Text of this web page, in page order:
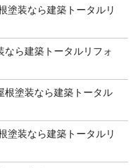
塗装なら建築トータルリ
ら建築トータルリフォ
根塗装なら建築トータル
塗装なら建築トータルリ